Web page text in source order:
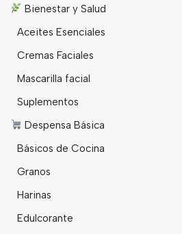
Bienestar y Salud
Aceites Esenciales
Cremas Faciales
Mascarilla facial
Suplementos
Despensa Básica
Básicos de Cocina
Granos
Harinas
Edulcorante